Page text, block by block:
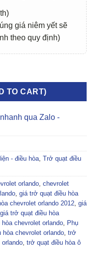
giá niêm yết sẽ
theo quy định)
2011-2016 |
TO CART)
qua Zalo -
- điều hòa, Trở quạt điều
orlando, chevrolet
, giá trở quạt điều hòa
chevrolet orlando 2012, giá
giá trở quạt điều hòa
chevrolet orlando, Phụ
chevrolet orlando, trở
, trở quạt điều hòa ô